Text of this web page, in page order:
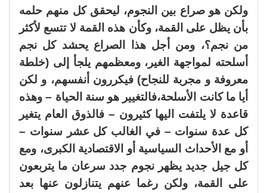
ولكن هو صراع بين النجوم، ليحقق كل منهم حلمه
بأن يظل على القمة، وكأن هذه القمة لا تتسع لأكثر
من نجم؟، ومن أجل هذا الصراع يحشد كل نجم
أسلحته لمواجهة الغير، ومعظمهم يلجأ إلى (خلطة
معروفة و مجربة للنجاح) فيكررون أنفسهم، و لكن
أيا ما كانت الأسلحة،فالتغيير هو سنة الحياة – وهذه
قاعدة لا يلتفت اليها كثيرون – فالذوق العام يتغير
كل عدة سنوات – في الغالب كل عشر سنوات –
أو مع الأحداث السياسية أو الاقتصادية الكبرى، ومع
كل جيل جديد يظهر نجوم جدد سرعان ما يتربعون
على القمة، ولكن رغما عنهم يتنازلون عنها بعد